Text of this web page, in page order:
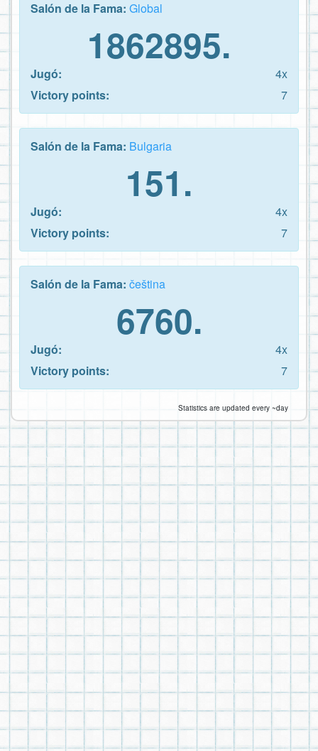
Salón de la Fama: Global
1862895.
Jugó:
4x
Victory points:
7
Salón de la Fama: Bulgaria
151.
Jugó:
4x
Victory points:
7
Salón de la Fama: čeština
6760.
Jugó:
4x
Victory points:
7
Statistics are updated every ~day